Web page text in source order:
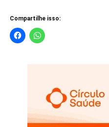
Compartilhe isso: